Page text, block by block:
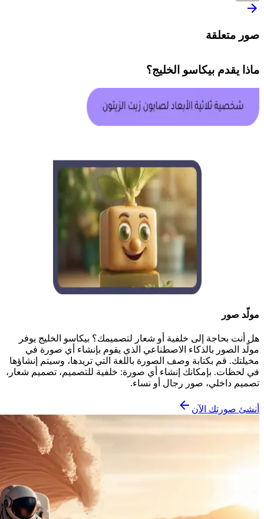
صور متعلقة
ماذا يقدم بيكاسو الخليج؟
مولّد صور
هل أنت بحاجة إلى خلفية أو شعار لتصميمك؟ بيكاسو الخليج يوفر
مولّد الصور بالذكاء الاصطناعي الذي يقوم بإنشاء أي صورة في
مخيلتك. قم بكتابة وصف الصورة باللغة التي تريدها، وسيتم إنشاؤها
في لحظات. بإمكانك إنشاء أي صورة: خلفية للتصميم، تصميم شعار،
تصميم داخلي، صور رجال أو نساء.
أنشئ صورتك الآن